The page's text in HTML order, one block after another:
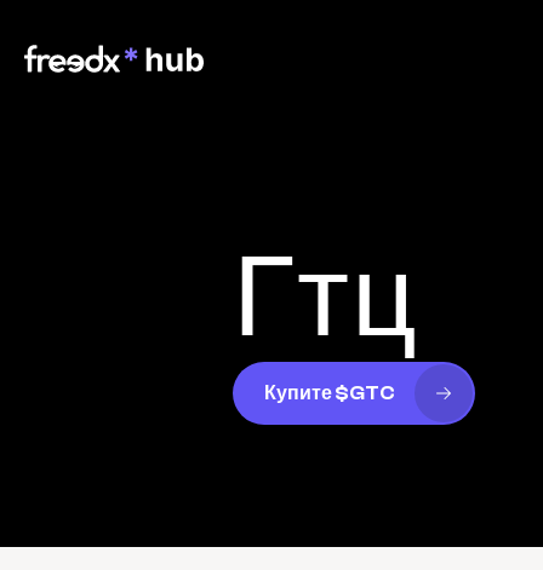
Гтц
Купите $GTC